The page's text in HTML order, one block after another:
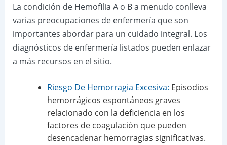
La condición de Hemofilia A o B a menudo conlleva
varias preocupaciones de enfermería que son
importantes abordar para un cuidado integral. Los
diagnósticos de enfermería listados pueden enlazar
a más recursos en el sitio.
Riesgo De Hemorragia Excesiva: Episodios
hemorrágicos espontáneos graves
relacionado con la deficiencia en los
factores de coagulación que pueden
desencadenar hemorragias significativas.